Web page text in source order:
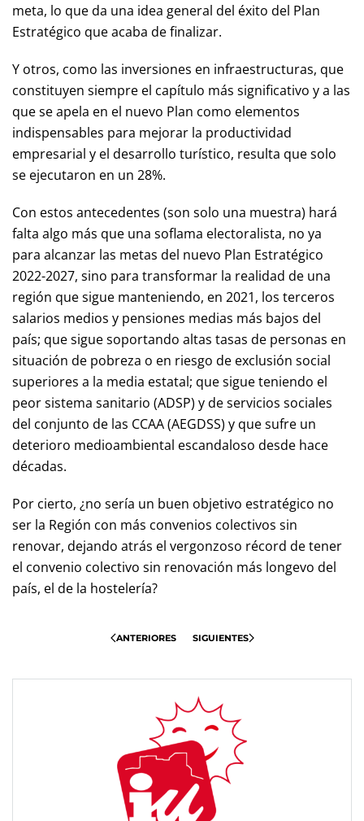
meta, lo que da una idea general del éxito del Plan
Estratégico que acaba de finalizar.
Y otros, como las inversiones en infraestructuras, que
constituyen siempre el capítulo más significativo y a las
que se apela en el nuevo Plan como elementos
indispensables para mejorar la productividad
empresarial y el desarrollo turístico, resulta que solo
se ejecutaron en un 28%.
Con estos antecedentes (son solo una muestra) hará
falta algo más que una soflama electoralista, no ya
para alcanzar las metas del nuevo Plan Estratégico
2022-2027, sino para transformar la realidad de una
región que sigue manteniendo, en 2021, los terceros
salarios medios y pensiones medias más bajos del
país; que sigue soportando altas tasas de personas en
situación de pobreza o en riesgo de exclusión social
superiores a la media estatal; que sigue teniendo el
peor sistema sanitario (ADSP) y de servicios sociales
del conjunto de las CCAA (AEGDSS) y que sufre un
deterioro medioambiental escandaloso desde hace
décadas.
Por cierto, ¿no sería un buen objetivo estratégico no
ser la Región con más convenios colectivos sin
renovar, dejando atrás el vergonzoso récord de tener
el convenio colectivo sin renovación más longevo del
país, el de la hostelería?
ANTERIORES SIGUIENTES